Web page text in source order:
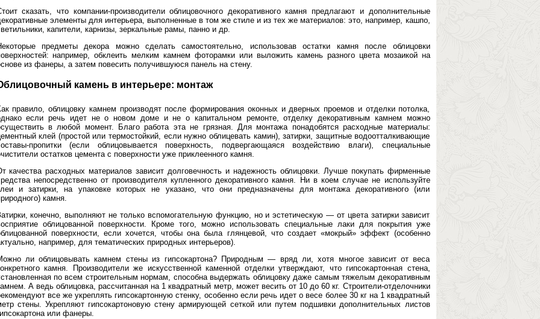
сказать, что компании-производители облицовочного декоративного камня предлагают и дополнительные
элементы для интерьера, выполненные в том же стиле и из тех же материалов: это, например, кашпо,
капители, карнизы, зеркальные рамы, панно и др.
предметы декора можно сделать самостоятельно, использовав остатки камня после облицовки
например, обклеить мелким камнем фоторамки или выложить камень разного цвета мозаикой на
из фанеры, а затем повесить получившуюся панель на стену.
камень в интерьере: монтаж
правило, облицовку камнем производят после формирования оконных и дверных проемов и отделки потолка,
если речь идет не о новом доме и не о капитальном ремонте, отделку декоративным камнем можно
в любой момент. Благо работа эта не грязная. Для монтажа понадобятся расходные материалы:
клей (простой или термостойкий, если нужно облицевать камин), затирки, защитные водоотталкивающие
пропитки (если облицовывается поверхность, подвергающаяся воздействию влаги), специальные
остатков цемента с поверхности уже приклеенного камня.
качества расходных материалов зависит долговечность и надежность облицовки. Лучше покупать фирменные
непосредственно от производителя купленного декоративного камня. Ни в коем случае не используйте
и затирки, на упаковке которых не указано, что они предназначены для монтажа декоративного (или
камня.
конечно, выполняют не только вспомогательную функцию, но и эстетическую — от цвета затирки зависит
облицованной поверхности. Кроме того, можно использовать специальные лаки для покрытия уже
поверхности, если хочется, чтобы она была глянцевой, что создает «мокрый» эффект (особенно
например, для тематических природных интерьеров).
ли облицовывать камнем стены из гипсокартона? Природным — вряд ли, хотя многое зависит от веса
камня. Производители же искусственной каменной отделки утверждают, что гипсокартонная стена,
по всем строительным нормам, способна выдержать облицовку даже самым тяжелым декоративным
А ведь облицовка, рассчитанная на 1 квадратный метр, может весить от 10 до 60 кг. Строители-отделочники
все же укреплять гипсокартонную стенку, особенно если речь идет о весе более 30 кг на 1 квадратный
стены. Укрепляют гипсокартоновую стену армирующей сеткой или путем подшивки дополнительных листов
или фанеры.